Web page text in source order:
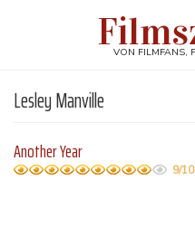
VON FILMFANS,
Lesley Manville
Another Year
9/10